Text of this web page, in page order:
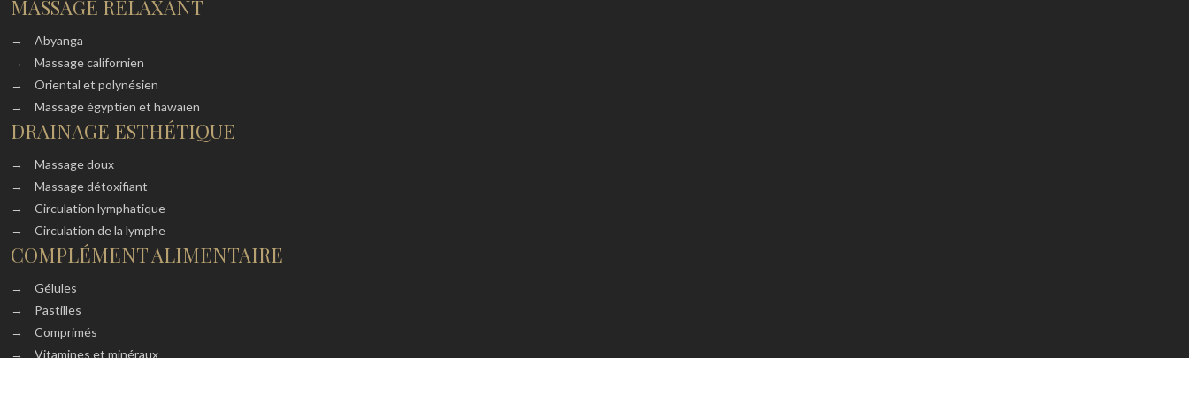
MASSAGE RELAXANT
→
Abyanga
→
Massage californien
→
Oriental et polynésien
→
Massage égyptien et hawaïen
DRAINAGE ESTHÉTIQUE
→
Massage doux
→
Massage détoxifiant
→
Circulation lymphatique
→
Circulation de la lymphe
COMPLÉMENT ALIMENTAIRE
→
Gélules
→
Pastilles
→
Comprimés
→
Vitamines et minéraux